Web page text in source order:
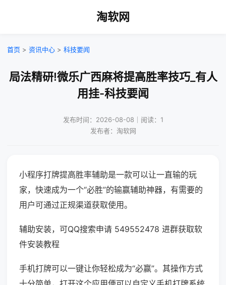
淘软网
首页 > 资讯中心 > 科技要闻
局法精研!微乐广西麻将提高胜率技巧_有人
用挂-科技要闻
发布时间：2026-08-08｜阅读：1
发布者：淘软网
小程序打牌提高胜率辅助是一款可以让一直输的玩
家，快速成为一个“必胜”的输赢辅助神器，有需要的
用户可通过正规渠道获取使用。
辅助安装，可QQ搜索申请 549552478 进群获取软
件安装教程
手机打牌可以一键让你轻松成为“必赢”。其操作方式